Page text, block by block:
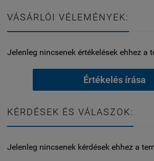
VÁSÁRLÓI VÉLEMÉNYEK:
Jelenleg nincsenek értékelések ehhez a
Értékelés írása
KÉRDÉSEK ÉS VÁLASZOK:
Jelenleg nincsenek kérdések ehhez a